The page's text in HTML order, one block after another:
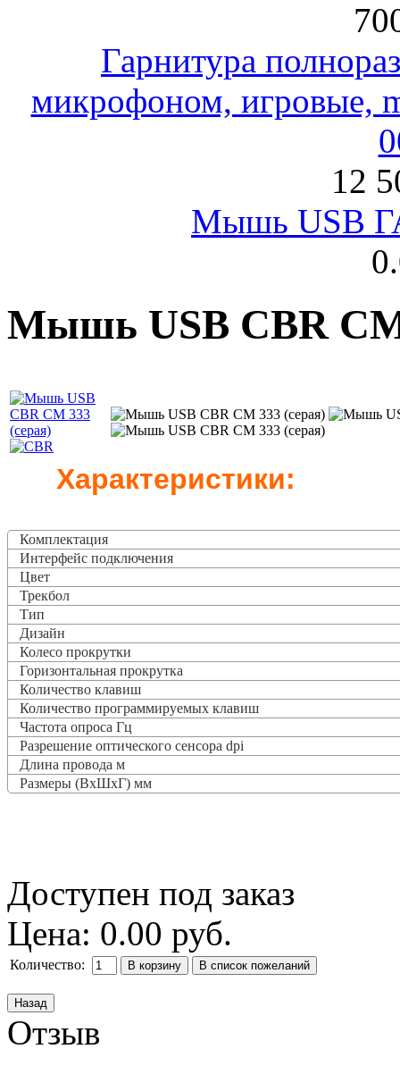
Гарнитура
микрофоном, игровые,
12
Мышь USB
Мышь USB CBR CM
Характеристики:
Комплектация
Интерфейс подключения
Цвет
Трекбол
Тип
Дизайн
Колесо прокрутки
Горизонтальная прокрутка
Количество клавиш
Количество программируемых клавиш
Частота опроса Гц
Разрешение оптического сенсора dpi
Длина провода м
Размеры (ВxШxГ) мм
Доступен под заказ
Цена: 0.00 руб.
Количество:
Отзыв